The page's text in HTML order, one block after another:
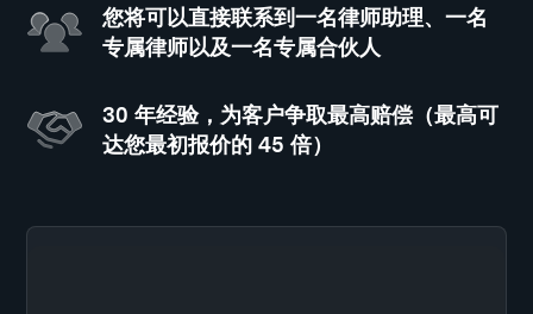
您将可以直接联系到一名律师助理、一名
专属律师以及一名专属合伙人
30 年经验，为客户争取最高赔偿（最高可
达您最初报价的 45 倍）